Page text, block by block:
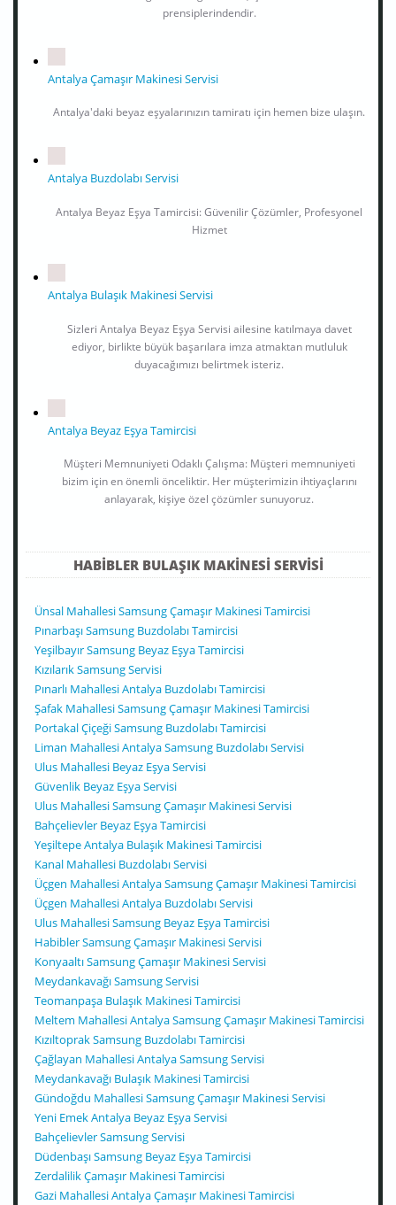
prensiplerindendir.
Antalya Çamaşır Makinesi Servisi
Antalya'daki beyaz eşyalarınızın tamiratı için hemen bize ulaşın.
Antalya Buzdolabı Servisi
Antalya Beyaz Eşya Tamircisi: Güvenilir Çözümler, Profesyonel
Hizmet
Antalya Bulaşık Makinesi Servisi
Sizleri Antalya Beyaz Eşya Servisi ailesine katılmaya davet
ediyor, birlikte büyük başarılara imza atmaktan mutluluk
duyacağımızı belirtmek isteriz.
Antalya Beyaz Eşya Tamircisi
Müşteri Memnuniyeti Odaklı Çalışma: Müşteri memnuniyeti
bizim için en önemli önceliktir. Her müşterimizin ihtiyaçlarını
anlayarak, kişiye özel çözümler sunuyoruz.
HABIBLER BULAŞIK MAKINESI SERVISI
Ünsal Mahallesi Samsung Çamaşır Makinesi Tamircisi
Pınarbaşı Samsung Buzdolabı Tamircisi
Yeşilbayır Samsung Beyaz Eşya Tamircisi
Kızılarık Samsung Servisi
Pınarlı Mahallesi Antalya Buzdolabı Tamircisi
Şafak Mahallesi Samsung Çamaşır Makinesi Tamircisi
Portakal Çiçeği Samsung Buzdolabı Tamircisi
Liman Mahallesi Antalya Samsung Buzdolabı Servisi
Ulus Mahallesi Beyaz Eşya Servisi
Güvenlik Beyaz Eşya Servisi
Ulus Mahallesi Samsung Çamaşır Makinesi Servisi
Bahçelievler Beyaz Eşya Tamircisi
Yeşiltepe Antalya Bulaşık Makinesi Tamircisi
Kanal Mahallesi Buzdolabı Servisi
Üçgen Mahallesi Antalya Samsung Çamaşır Makinesi Tamircisi
Üçgen Mahallesi Antalya Buzdolabı Servisi
Ulus Mahallesi Samsung Beyaz Eşya Tamircisi
Habibler Samsung Çamaşır Makinesi Servisi
Konyaaltı Samsung Çamaşır Makinesi Servisi
Meydankavağı Samsung Servisi
Teomanpaşa Bulaşık Makinesi Tamircisi
Meltem Mahallesi Antalya Samsung Çamaşır Makinesi Tamircisi
Kızıltoprak Samsung Buzdolabı Tamircisi
Çağlayan Mahallesi Antalya Samsung Servisi
Meydankavağı Bulaşık Makinesi Tamircisi
Gündoğdu Mahallesi Samsung Çamaşır Makinesi Servisi
Yeni Emek Antalya Beyaz Eşya Servisi
Bahçelievler Samsung Servisi
Düdenbaşı Samsung Beyaz Eşya Tamircisi
Zerdalilik Çamaşır Makinesi Tamircisi
Gazi Mahallesi Antalya Çamaşır Makinesi Tamircisi